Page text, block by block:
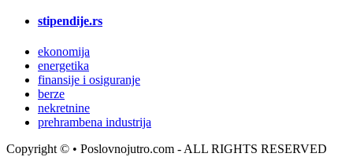
stipendije.rs
ekonomija
energetika
finansije i osiguranje
berze
nekretnine
prehrambena industrija
Copyright © • Poslovnojutro.com - ALL RIGHTS RESERVED